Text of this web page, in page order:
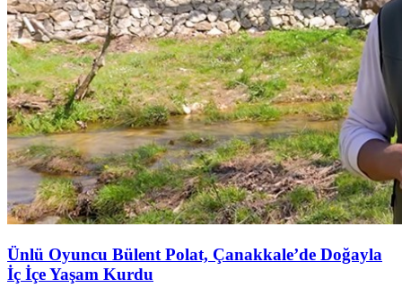
Ünlü Oyuncu Bülent Polat, Çanakkale’de Doğayla
İç İçe Yaşam Kurdu